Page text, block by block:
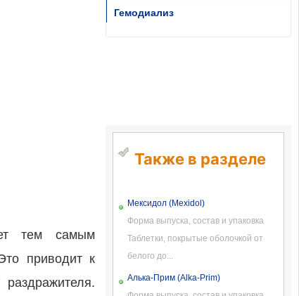
тем самым
приводит к
Гемодиализ
Также в разделе
Мексидол (Mexidol)
Форма выпуска, состав и упаковка
Таблетки, покрытые оболочкой от
белого до...
Алька-Прим (Alka-Prim)